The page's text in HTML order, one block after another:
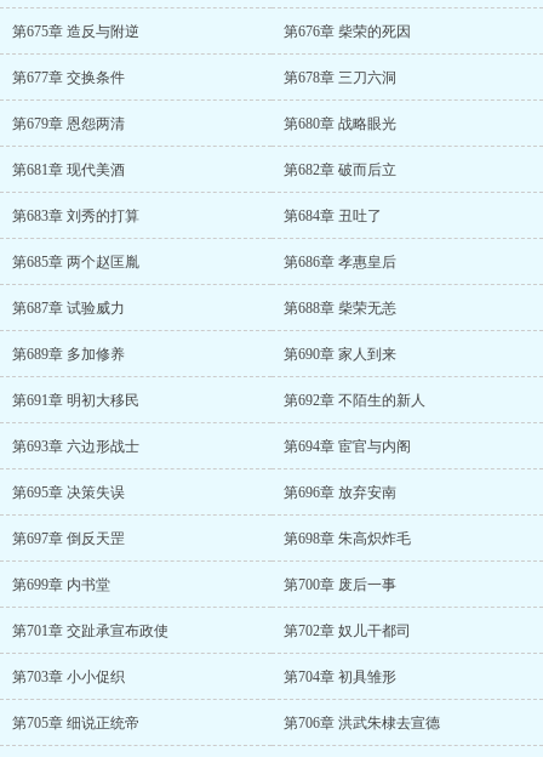
第675章 造反与附逆 第676章 柴荣的死因
第677章 交换条件 第678章 三刀六洞
第679章 恩怨两清 第680章 战略眼光
第681章 现代美酒 第682章 破而后立
第683章 刘秀的打算 第684章 丑吐了
第685章 两个赵匡胤 第686章 孝惠皇后
第687章 试验威力 第688章 柴荣无恙
第689章 多加修养 第690章 家人到来
第691章 明初大移民 第692章 不陌生的新人
第693章 六边形战士 第694章 宦官与内阁
第695章 决策失误 第696章 放弃安南
第697章 倒反天罡 第698章 朱高炽炸毛
第699章 内书堂 第700章 废后一事
第701章 交趾承宣布政使 第702章 奴儿干都司
第703章 小小促织 第704章 初具雏形
第705章 细说正统帝 第706章 洪武朱棣去宣德